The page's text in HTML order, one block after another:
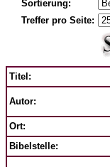
Sortierung:
Treffer pro Seite:
Titel:
Autor:
Ort:
Bibelstelle: